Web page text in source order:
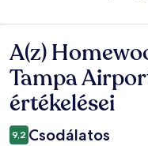
Értékelések
A(z)
Tampa
értékelései
9,2 Csodálatos